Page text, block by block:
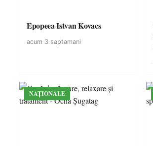
Epopeea Istvan Kovacs
acum 3 saptamani
NAȚIONALE